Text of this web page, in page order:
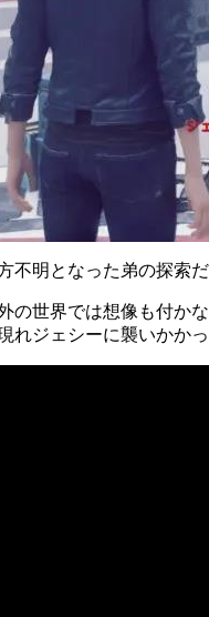
不明となった弟の探索
の世界では想像も付か
れジェシーに襲いかか